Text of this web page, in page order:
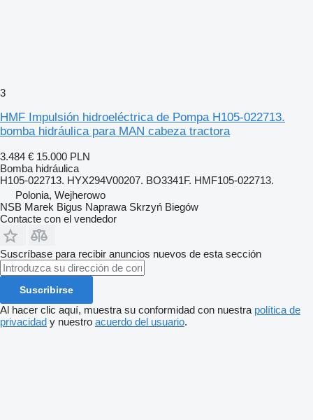
3
HMF Impulsión hidroeléctrica de Pompa H105-022713.
bomba hidráulica para MAN cabeza tractora
3.484 € 15.000 PLN
Bomba hidráulica
H105-022713. HYX294V00207. BO3341F. HMF105-022713.
Polonia, Wejherowo
NSB Marek Bigus Naprawa Skrzyń Biegów
Contacte con el vendedor
Suscríbase para recibir anuncios nuevos de esta sección
Suscribirse
Al hacer clic aquí, muestra su conformidad con nuestra política de
privacidad y nuestro acuerdo del usuario.